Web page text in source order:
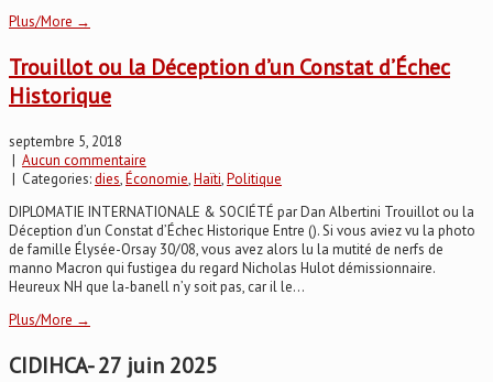
Plus/More →
Trouillot ou la Déception d’un Constat d’Échec
Historique
septembre 5, 2018
| Aucun commentaire
| Categories:dies,Économie,Haïti,Politique
DIPLOMATIE INTERNATIONALE & SOCIÉTÉ par Dan Albertini Trouillot ou la
Déception d’un Constat d’Échec Historique Entre (). Si vous aviez vu la photo
de famille Élysée-Orsay 30/08, vous avez alors lu la mutité de nerfs de
manno Macron qui fustigea du regard Nicholas Hulot démissionnaire.
Heureux NH que la-banell n’y soit pas, car il le...
Plus/More →
CIDIHCA- 27 juin 2025